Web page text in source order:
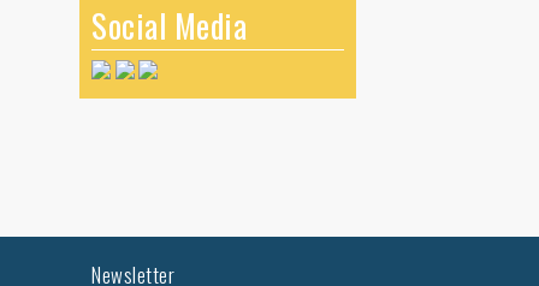
Social Media
Newsletter